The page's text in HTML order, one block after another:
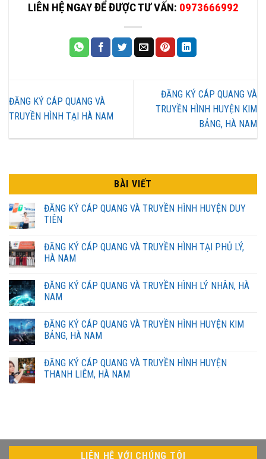
LIÊN HỆ NGAY ĐỂ ĐƯỢC TƯ VẤN: 0973666992
ĐĂNG KÝ CÁP QUANG VÀ
TRUYỀN HÌNH TẠI HÀ NAM
ĐĂNG KÝ CÁP QUANG VÀ
TRUYỀN HÌNH HUYỆN KIM
BẢNG, HÀ NAM
BÀI VIẾT
ĐĂNG KÝ CÁP QUANG VÀ TRUYỀN HÌNH HUYỆN DUY
TIÊN
bình
luận
ở
CÁP
QUANG
VÀ
HUYỆN
DUY
TIÊN
ĐĂNG KÝ CÁP QUANG VÀ TRUYỀN HÌNH TẠI PHỦ LÝ,
HÀ NAM
bình
luận
ở
CÁP
QUANG
VÀ
TẠI
PHỦ
LÝ,
ĐĂNG KÝ CÁP QUANG VÀ TRUYỀN HÌNH LÝ NHÂN, HÀ
NAM
bình
luận
ở
CÁP
QUANG
VÀ
ĐĂNG KÝ CÁP QUANG VÀ TRUYỀN HÌNH HUYỆN KIM
BẢNG, HÀ NAM
bình
luận
ở
HUYỆN
KIM
ĐĂNG KÝ CÁP QUANG VÀ TRUYỀN HÌNH HUYỆN
THANH LIÊM, HÀ NAM
CÁP
QUANG
LIÊN HỆ VỚI CHÚNG TÔI